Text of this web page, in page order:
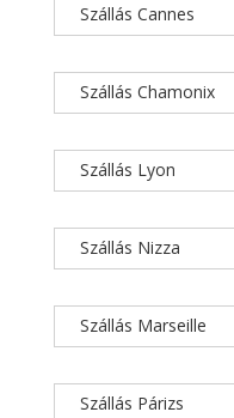
Szállás Cannes
Szállás Chamonix
Szállás Lyon
Szállás Nizza
Szállás Marseille
Szállás Párizs